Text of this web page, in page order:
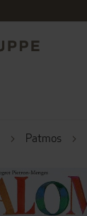
Patmos
ZUM
ENDE
DER
BILDERGALERIE